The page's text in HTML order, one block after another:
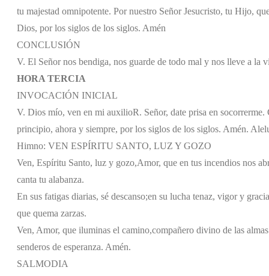
tu majestad omnipotente. Por nuestro Señor Jesucristo, tu Hijo,
Dios, por los siglos de los siglos. Amén
CONCLUSIÓN
V. El Señor nos bendiga, nos guarde de todo mal y nos lleve a la
HORA TERCIA
INVOCACIÓN INICIAL
V. Dios mío, ven en mi auxilioR. Señor, date prisa en
principio, ahora y siempre, por los siglos de los siglos. Amén.
Himno: VEN ESPÍRITU SANTO, LUZ Y GOZO
Ven, Espíritu Santo, luz y gozo,Amor, que en tus incendios nos
canta tu alabanza.
En sus fatigas diarias, sé descanso;en su lucha tenaz, vigor y
que quema zarzas.
Ven, Amor, que iluminas el camino,compañero divino de las
senderos de esperanza. Amén.
SALMODIA